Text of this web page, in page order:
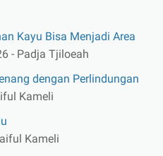
Kayu Bisa Menjadi Area
- Padja Tjiloeah
dengan Perlindungan
Kameli
Kameli